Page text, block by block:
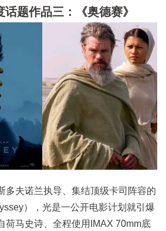
话题作品三：《奥德赛》
多夫诺兰执导、集结顶级卡司阵容的
），光是一公开电影计划就引爆
荷马史诗、全程使用IMAX 70mm底